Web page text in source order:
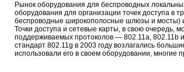
Рынок оборудования для беспроводных
оборудования для организации точек доступа в
беспроводные широкополосные шлюзы и мосты)
Точки доступа и сетевые карты, в свою очередь,
поддерживаемых протоколов — 802.11a, 802.11b
стандарт 802.11g в 2003 году возлагались
использовали его в своем оборудовании,